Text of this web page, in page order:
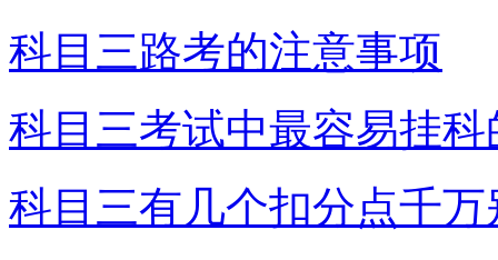
科目三路考的注意事项
科目三考试中最容易挂
科目三有几个扣分点千万